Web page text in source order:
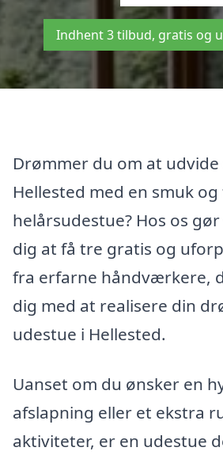
Indhent 3 tilbud, gratis og
Drømmer du om at
Hellested med en smuk
helårsudestue? Hos os
dig at få tre gratis og
fra erfarne håndværkere,
dig med at realisere din
udestue i Hellested.
Uanset om du ønsker en
afslapning eller et ekstra
aktiviteter, er en udestue